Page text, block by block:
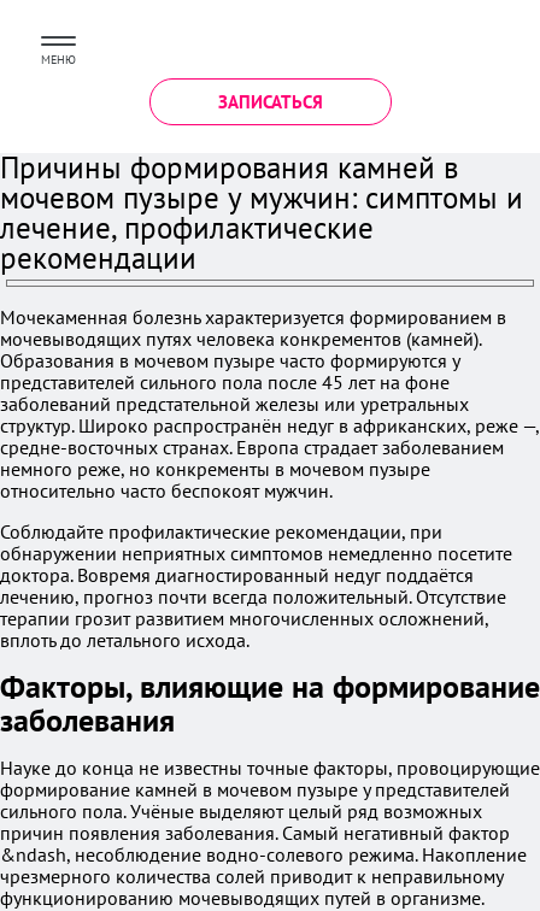
МЕНЮ
ЗАПИСАТЬСЯ
Причины формирования камней в
мочевом пузыре у мужчин: симптомы и
лечение, профилактические
рекомендации
Мочекаменная болезнь характеризуется формированием в
мочевыводящих путях человека конкрементов (камней).
Образования в мочевом пузыре часто формируются у
представителей сильного пола после 45 лет на фоне
заболеваний предстательной железы или уретральных
структур. Широко распространён недуг в африканских, реже —,
средне-восточных странах. Европа страдает заболеванием
немного реже, но конкременты в мочевом пузыре
относительно часто беспокоят мужчин.
Соблюдайте профилактические рекомендации, при
обнаружении неприятных симптомов немедленно посетите
доктора. Вовремя диагностированный недуг поддаётся
лечению, прогноз почти всегда положительный. Отсутствие
терапии грозит развитием многочисленных осложнений,
вплоть до летального исхода.
Факторы, влияющие на формирование
заболевания
Науке до конца не известны точные факторы, провоцирующие
формирование камней в мочевом пузыре у представителей
сильного пола. Учёные выделяют целый ряд возможных
причин появления заболевания. Самый негативный фактор
&ndash, несоблюдение водно-солевого режима. Накопление
чрезмерного количества солей приводит к неправильному
функционированию мочевыводящих путей в организме.